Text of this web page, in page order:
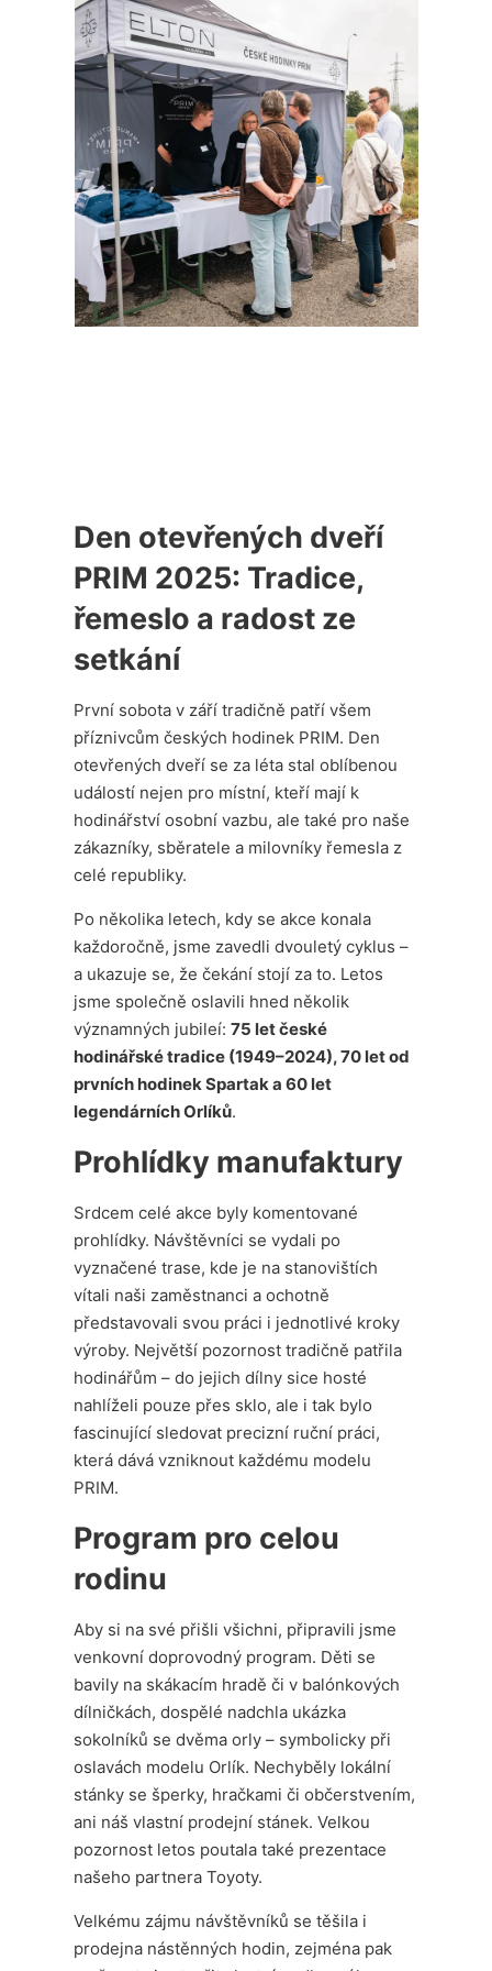
Den otevřených dveří
PRIM 2025: Tradice,
řemeslo a radost ze
setkání
První sobota v září tradičně patří všem
příznivcům českých hodinek PRIM. Den
otevřených dveří se za léta stal oblíbenou
událostí nejen pro místní, kteří mají k
hodinářství osobní vazbu, ale také pro naše
zákazníky, sběratele a milovníky řemesla z
celé republiky.
Po několika letech, kdy se akce konala
každoročně, jsme zavedli dvouletý cyklus –
a ukazuje se, že čekání stojí za to. Letos
jsme společně oslavili hned několik
významných jubileí:75 let české
hodinářské tradice (1949–2024), 70 let od
prvních hodinek Spartak a 60 let
legendárních Orlíků.
Prohlídky manufaktury
Srdcem celé akce byly komentované
prohlídky. Návštěvníci se vydali po
vyznačené trase, kde je na stanovištích
vítali naši zaměstnanci a ochotně
představovali svou práci i jednotlivé kroky
výroby. Největší pozornost tradičně patřila
hodinářům – do jejich dílny sice hosté
nahlíželi pouze přes sklo, ale i tak bylo
fascinující sledovat precizní ruční práci,
která dává vzniknout každému modelu
PRIM.
Program pro celou
rodinu
Aby si na své přišli všichni, připravili jsme
venkovní doprovodný program. Děti se
bavily na skákacím hradě či v balónkových
dílničkách, dospělé nadchla ukázka
sokolníků se dvěma orly – symbolicky při
oslavách modelu Orlík. Nechyběly lokální
stánky se šperky, hračkami či občerstvením,
ani náš vlastní prodejní stánek. Velkou
pozornost letos poutala také prezentace
našeho partnera Toyoty.
Velkému zájmu návštěvníků se těšila i
prodejna nástěnných hodin, zejména pak